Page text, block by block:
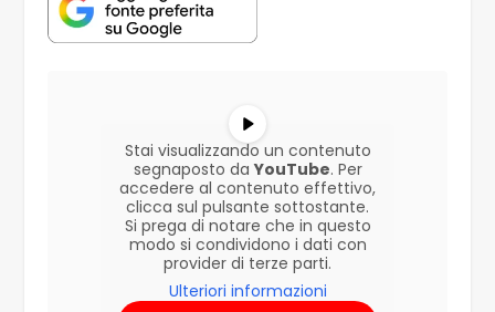
Stai visualizzando un contenuto
segnaposto daYouTube. Per
accedere al contenuto effettivo,
clicca sul pulsante sottostante.
Si prega di notare che in questo
modo si condividono i dati con
provider di terze parti.
Ulteriori informazioni